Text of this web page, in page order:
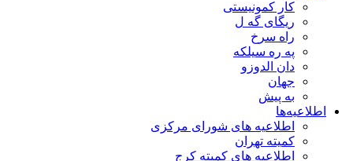
کار کمونیستی
ریگای گه ل
راه سرخ
په ره سیلکه
دان الدوزو
جهان
به پیش
اطلاعیه‌ها
اطلاعیه های شورای مرکزی
کمیته تهران
اطلاعیه های کمیته کرج